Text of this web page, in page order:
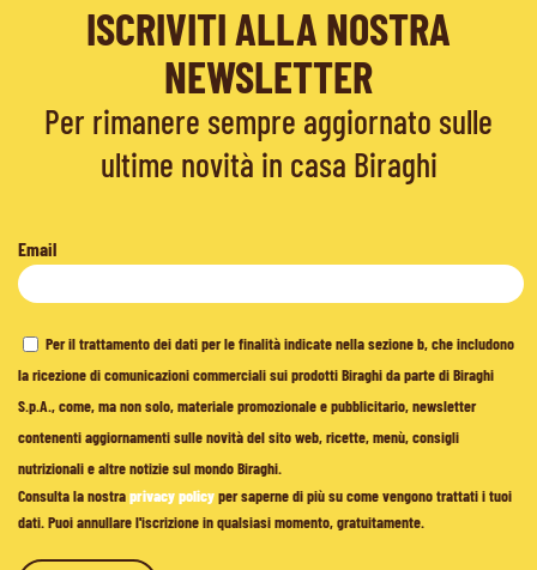
ISCRIVITI ALLA NOSTRA
NEWSLETTER
Per rimanere sempre aggiornato sulle
ultime novità in casa Biraghi
Email
Per il trattamento dei dati per le finalità indicate nella sezione b, che includono
la ricezione di comunicazioni commerciali sui prodotti Biraghi da parte di Biraghi
S.p.A., come, ma non solo, materiale promozionale e pubblicitario, newsletter
contenenti aggiornamenti sulle novità del sito web, ricette, menù, consigli
nutrizionali e altre notizie sul mondo Biraghi.
Consulta la nostraprivacy policyper saperne di più su come vengono trattati i tuoi
dati. Puoi annullare l'iscrizione in qualsiasi momento, gratuitamente.